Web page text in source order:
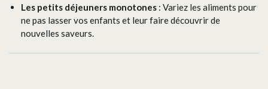
Les petits déjeuners monotones : Variez les aliments pour
ne pas lasser vos enfants et leur faire découvrir de
nouvelles saveurs.